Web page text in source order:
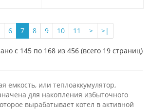
6 7 8 9 10 11 > >|
с 145 по 168 из 456 (всего 19 страниц)
емкость, или теплоаккумулятор,
для накопления избыточного
вырабатывает котел в активной